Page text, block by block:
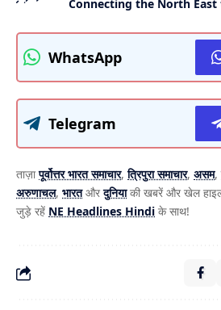
Connecting the North
WhatsApp
Telegram
ताज़ापूर्वोत्तर भारत समाचार,त्रिपुरा समाचार, असम,
अरुणाचल, भारतऔरदुनियाकी खबरें और खेल
जुड़े रहें NE Headlines Hindi के साथ!